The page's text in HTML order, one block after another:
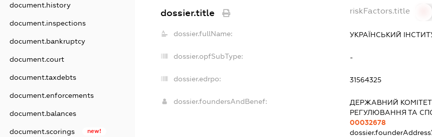
document.history
document.inspections
document.bankruptcy
document.court
document.taxdebts
document.enforcements
document.balances
document.scorings new!
dossier.title riskFactors.title
dossier.fullName: УКРАЇНСЬКИЙ
dossier.opfSubType: -
dossier.edrpo: 31564325
dossier.foundersAndBenef:
ДЕРЖАВНИЙ
РЕГУЛЮВАННЯ ТА
00032678
dossier.founderAddress